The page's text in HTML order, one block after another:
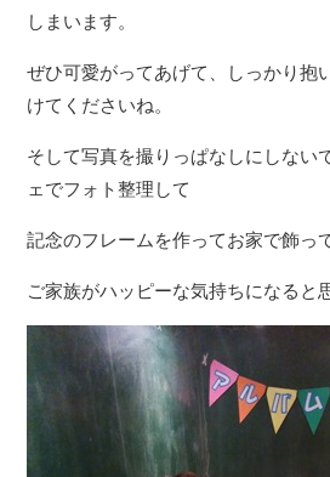
しまいます。
ぜひ可愛がってあげて、しっかり抱
けてくださいね。
そして写真を撮りっぱなしにしない
ェでフォト整理して
記念のフレームを作ってお家で飾っ
ご家族がハッピーな気持ちになると